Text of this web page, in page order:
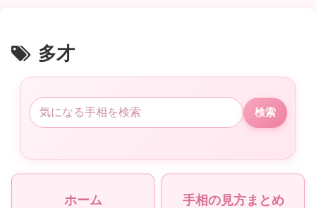
多才
検索
ホーム 手相の見方まとめ